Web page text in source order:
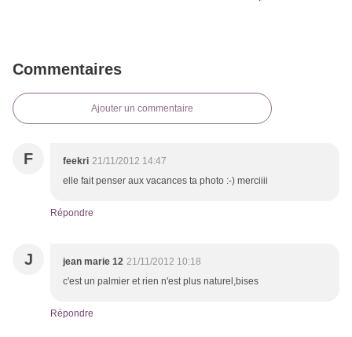
Commentaires
Ajouter un commentaire
F feekri 21/11/2012 14:47
elle fait penser aux vacances ta photo :-) merciiii
Répondre
J jean marie 12 21/11/2012 10:18
c'est un palmier et rien n'est plus naturel,bises
Répondre